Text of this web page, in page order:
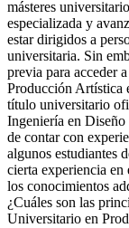
másteres
especializada y
estar dirigidos a
universitaria. Sin
previa para acceder
Producción Artística
título universitario
Ingeniería en Diseño
de contar con
algunos estudiantes
cierta experiencia
los conocimientos
¿Cuáles son las
Universitario en